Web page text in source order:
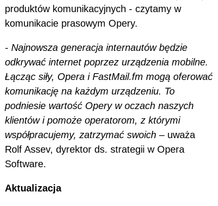
produktów komunikacyjnych - czytamy w
komunikacie prasowym Opery.
- Najnowsza generacja internautów będzie
odkrywać internet poprzez urządzenia mobilne.
Łącząc siły, Opera i FastMail.fm mogą oferować
komunikację na każdym urządzeniu. To
podniesie wartość Opery w oczach naszych
klientów i pomoże operatorom, z którymi
współpracujemy, zatrzymać swoich –uważa
Rolf Assev, dyrektor ds. strategii w Opera
Software.
Aktualizacja